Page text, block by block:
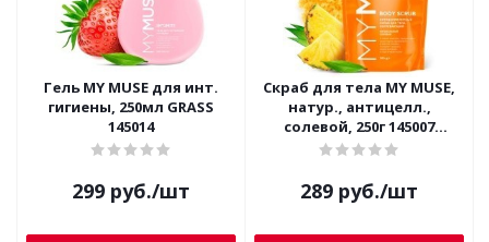
Гель MY MUSE для инт.
гигиены, 250мл GRASS
145014
299 руб./шт
Скраб для тела MY MUSE,
натур., антицелл.,
солевой, 250г 145007
(оранжевый)
289 руб./шт